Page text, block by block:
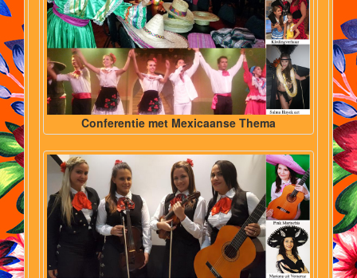
Conferentie met Mexicaanse Thema